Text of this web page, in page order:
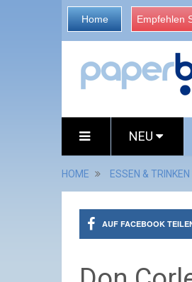
Home Empfehlen
NEU
HOME ESSEN & TRINKEN
AUF FACEBOOK